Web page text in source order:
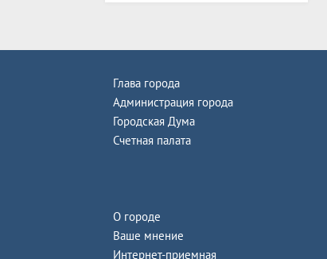
Глава города
Администрация города
Городская Дума
Счетная палата
О городе
Ваше мнение
Интернет-приемная